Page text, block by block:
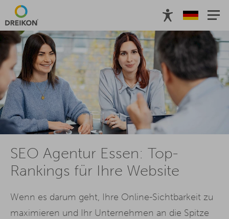
SEO Agentur Essen: Top-
Rankings für Ihre Website
Wenn es darum geht, Ihre Online-Sichtbarkeit zu
maximieren und Ihr Unternehmen an die Spitze